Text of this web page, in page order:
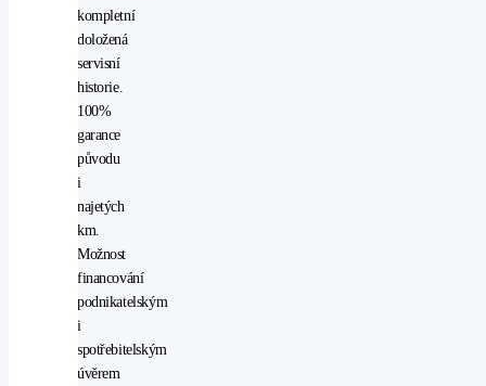
kompletní
doložená
servisní
historie.
100%
garance
původu
i
najetých
km.
Možnost
financování
podnikatelským
i
spotřebitelským
úvěrem